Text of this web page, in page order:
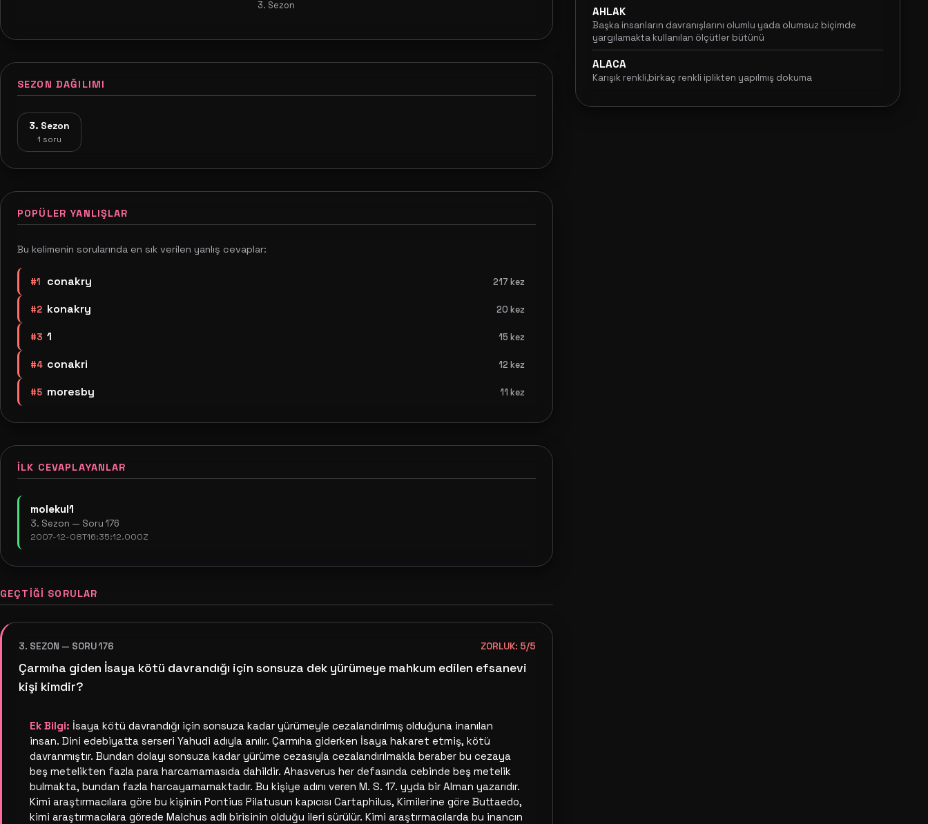
3. Sezon
SEZON DAĞILIMI
3. Sezon
1 soru
POPÜLER YANLIŞLAR
Bu kelimenin sorularında en sık verilen yanlış cevaplar:
#1 conakry 217 kez
#2 konakry 20 kez
#3 1 15 kez
#4 conakri 12 kez
#5 moresby 11 kez
İLK CEVAPLAYANLAR
molekul1
3. Sezon — Soru 176
2007-12-08T16:35:12.000Z
GEÇTIĞI SORULAR
3. SEZON — SORU 176 ZORLUK: 5/5
Çarmıha giden İsaya kötü davrandığı için sonsuza dek yürümeye mahkum edilen efsanevi
kişi kimdir?
Ek Bilgi: İsaya kötü dav­randığı için sonsuza kadar yürümeyle ce­zalandırılmış olduğuna inanılan
insan. Dini edebiyatta serseri Yahudi adıyla a­nı­lır. Çarmıha giderken İsaya hakaret etmiş, kö­tü
davranmıştır. Bundan dolayı sonsuza ka­dar yürüme cezasıyla cezalandırılmakla be­raber bu cezaya
beş metelikten fazla para har­camamasıda dahildir. Ahasverus her de­fa­sında cebinde beş metelik
bulmakta, bun­dan fazla harcayamamaktadır. Bu kişiye a­dı­nı veren M. S. 17. yyda bir Alman ya­za­rı­dır.
Kimi araştırmacılara göre bu kişinin Pon­tius Pilatusun kapıcısı Cartaphilus, Ki­mi­lerine göre Buttaedo,
kimi a­raş­tır­ma­cı­la­ra görede Malchus adlı birisinin olduğu ileri sü­­rülür. Kimi araştırmacılarda bu inancın
AHLAK
Başka insanların davranışlarını olumlu yada olumsuz biçimde
yargılamakta kullanılan ölçütler bütünü
ALACA
Karışık renkli,birkaç renkli iplikten yapılmış dokuma